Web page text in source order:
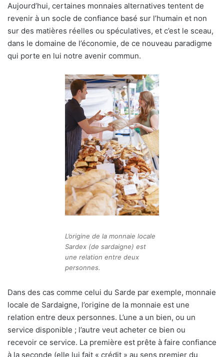
Aujourd’hui, certaines monnaies alternatives tentent de
revenir à un socle de confiance basé sur l’humain et non
sur des matières réelles ou spéculatives, et c’est le sceau,
dans le domaine de l’économie, de ce nouveau paradigme
qui porte en lui notre avenir commun.
L’origine de la monnaie locale
Sardex (de sardaigne) est
une relation entre deux
personnes.
Dans des cas comme celui du Sarde par exemple, monnaie
locale de Sardaigne, l’origine de la monnaie est une
relation entre deux personnes. L’une a un bien, ou un
service disponible ; l’autre veut acheter ce bien ou
recevoir ce service. La première est prête à faire confiance
à la seconde (elle lui fait « crédit » au sens premier du